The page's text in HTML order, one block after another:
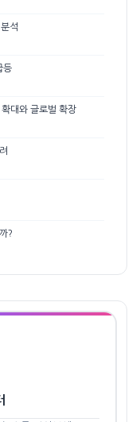
석
등
대와 글로벌 확장
?